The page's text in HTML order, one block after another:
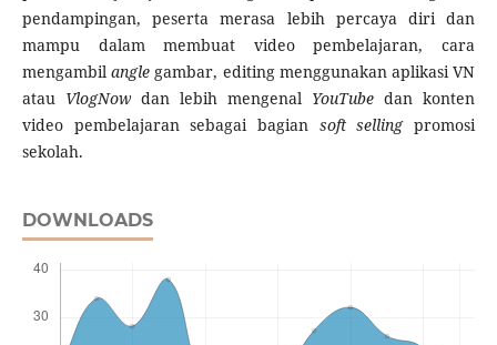
pendampingan, peserta merasa lebih percaya diri dan
mampu dalam membuat video pembelajaran, cara
mengambilangle gambar, editing menggunakan aplikasi VN
atau VlogNowdan lebih mengenal YouTube dan konten
video pembelajaran sebagai bagian soft sellingpromosi
sekolah.
DOWNLOADS